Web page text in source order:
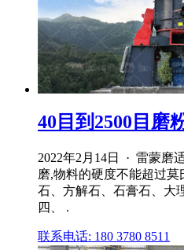
40目到2500目磨
2022年2月14日 · 雷蒙磨
磨,物料的硬度不能超过
石、方解石、石膏石、大
四、 .
联系电话: 180 3780 8511